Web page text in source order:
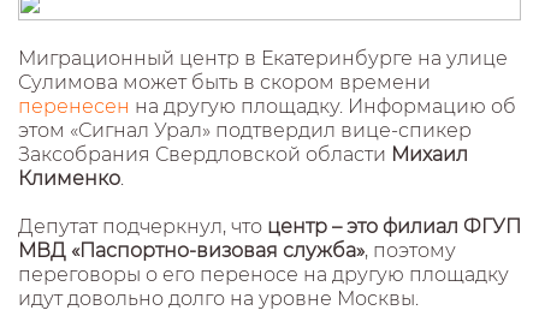
Миграционный центр в Екатеринбурге на улице
Сулимова может быть в скором времени
перенесен на другую площадку. Информацию об
этом «Сигнал Урал» подтвердил вице-спикер
Заксобрания Свердловской области Михаил
Клименко.
Депутат подчеркнул, что центр – это филиал ФГУП
МВД «Паспортно-визовая служба», поэтому
переговоры о его переносе на другую площадку
идут довольно долго на уровне Москвы.